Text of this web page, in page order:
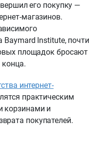
его покупку —
магазинов.
Baymard Institute, почти
площадок бросают
интернет-
практическим
корзинами и
покупателей.